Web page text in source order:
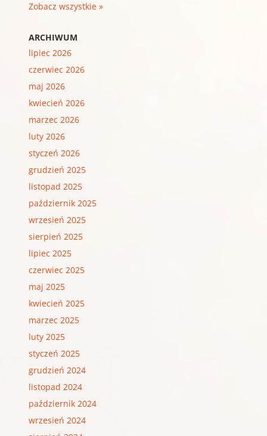
Zobacz wszystkie »
ARCHIWUM
lipiec 2026
czerwiec 2026
maj 2026
kwiecień 2026
marzec 2026
luty 2026
styczeń 2026
grudzień 2025
listopad 2025
październik 2025
wrzesień 2025
sierpień 2025
lipiec 2025
czerwiec 2025
maj 2025
kwiecień 2025
marzec 2025
luty 2025
styczeń 2025
grudzień 2024
listopad 2024
październik 2024
wrzesień 2024